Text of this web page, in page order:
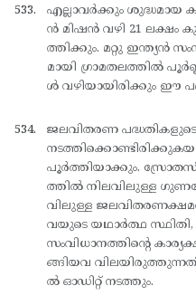
എല്ലാവര്‍ക്കും ശുദ്ധമായ
ന്‍ മിഷന്‍ വഴി 21 ലക്ഷം
ത്തിക്കും. മറ്റു ഇന്ത്യന്‍
മായി ഗ്രാമതലത്തില്‍
ള്‍ വഴിയായിരിക്കും ഈ
ജലവിതരണ
പൂര്‍ത്തിയാക്കും.
ത്തില്‍ നിലവിലുള്ള
വിലുള്ള
വയുടെ യഥാര്‍ത്ഥ
സംവിധാനത്തിന്റെ
ങ്ങിയവ
ല്‍ ഓഡിറ്റ് നടത്തും.